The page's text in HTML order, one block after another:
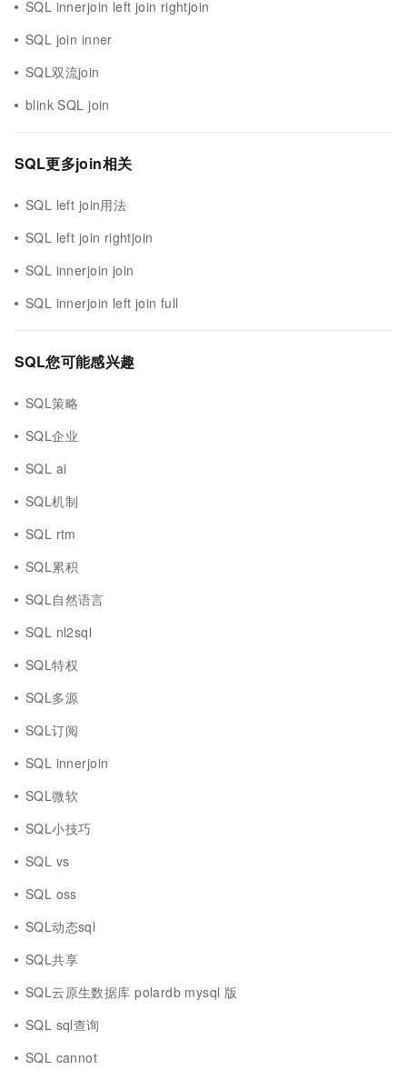
SQL innerjoin left join rightjoin
SQL join inner
SQL双流join
blink SQL join
SQL更多join相关
SQL left join用法
SQL left join rightjoin
SQL innerjoin join
SQL innerjoin left join full
SQL您可能感兴趣
SQL策略
SQL企业
SQL ai
SQL机制
SQL rtm
SQL累积
SQL自然语言
SQL nl2sql
SQL特权
SQL多源
SQL订阅
SQL innerjoin
SQL微软
SQL小技巧
SQL vs
SQL oss
SQL动态sql
SQL共享
SQL云原生数据库 polardb mysql 版
SQL sql查询
SQL cannot